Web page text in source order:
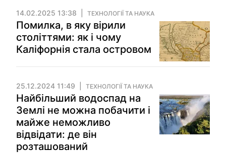
14.02.2025 13:38 ТЕХНОЛОГІЇ ТА НАУКА
Помилка, в яку вірили
століттями: як і чому
Каліфорнія стала островом
25.12.2024 11:49 ТЕХНОЛОГІЇ ТА НАУКА
Найбільший водоспад на
Землі не можна побачити і
майже неможливо
відвідати: де він
розташований